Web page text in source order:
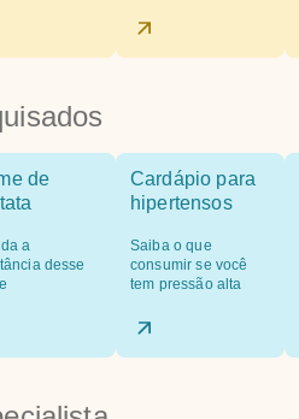
de
a
desse
Cardápio para
hipertensos
Saiba o que
consumir se você
tem pressão alta